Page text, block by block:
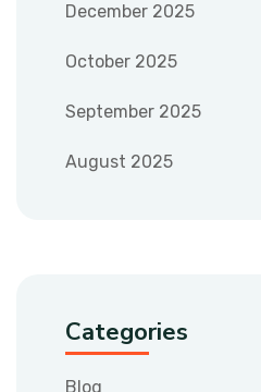
December 2025
October 2025
September 2025
August 2025
Categories
Blog